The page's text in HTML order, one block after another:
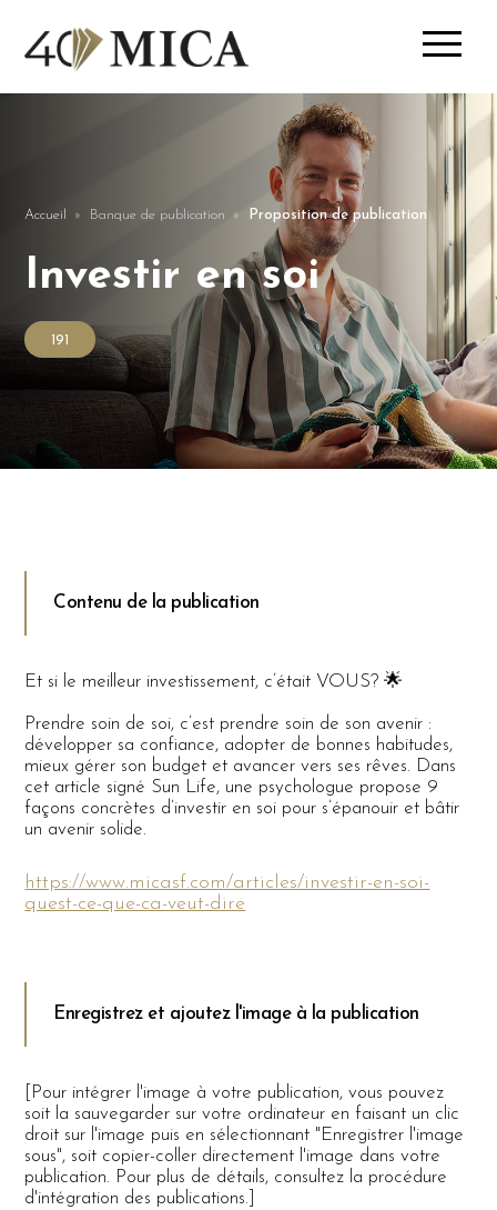
Accueil Banque de publication Proposition de publication
Investir en soi
191
Contenu de la publication
Et si le meilleur investissement, c’était VOUS? 🌟
Prendre soin de soi, c’est prendre soin de son avenir :
développer sa confiance, adopter de bonnes habitudes,
mieux gérer son budget et avancer vers ses rêves. Dans
cet article signé Sun Life, une psychologue propose 9
façons concrètes d’investir en soi pour s’épanouir et bâtir
un avenir solide.
https://www.micasf.com/articles/investir-en-soi-
quest-ce-que-ca-veut-dire
Enregistrez et ajoutez l'image à la publication
[Pour intégrer l'image à votre publication, vous pouvez
soit la sauvegarder sur votre ordinateur en faisant un clic
droit sur l'image puis en sélectionnant "Enregistrer l'image
sous", soit copier-coller directement l'image dans votre
publication. Pour plus de détails, consultez la procédure
d'intégration des publications.]